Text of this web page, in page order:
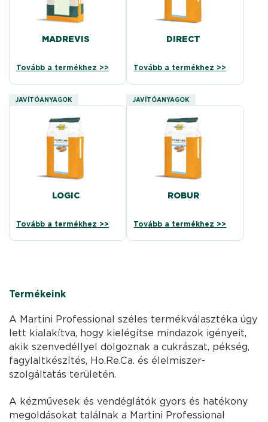
MADREVIS
Tovább a termékhez >>
DIRECT
Tovább a termékhez >>
JAVÍTÓANYAGOK
LOGIC
Tovább a termékhez >>
JAVÍTÓANYAGOK
ROBUR
Tovább a termékhez >>
Termékeink
A Martini Professional széles termékválasztéka úgy
lett kialakítva, hogy kielégítse mindazok igényeit,
akik szenvedéllyel dolgoznak a cukrászat, pékség,
fagylaltkészítés, Ho.Re.Ca. és élelmiszer-
szolgáltatás területén.
A kézművesek és vendéglátók gyors és hatékony
megoldásokat találnak a Martini Professional